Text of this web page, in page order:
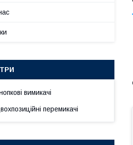
вимикачі
перемикачі